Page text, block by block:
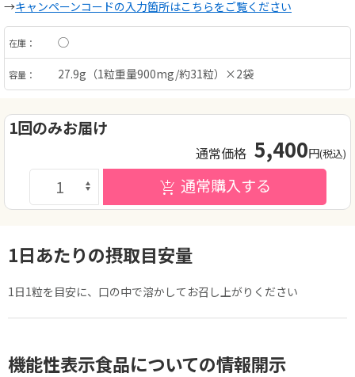
→キャンペーンコードの入力箇所はこちらをご覧ください
在庫： ◯
容量： 27.9g（1粒重量900mg/約31粒）×2袋
1回のみお届け
通常価格 5,400円(税込)
通常購入する
1日あたりの摂取目安量
1日1粒を目安に、口の中で溶かしてお召し上がりください
機能性表示食品についての情報開示